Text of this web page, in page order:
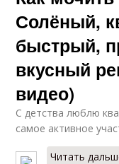
Солёный,
быстрый,
вкусный
видео)
С детства люблю
самое активное
Читать